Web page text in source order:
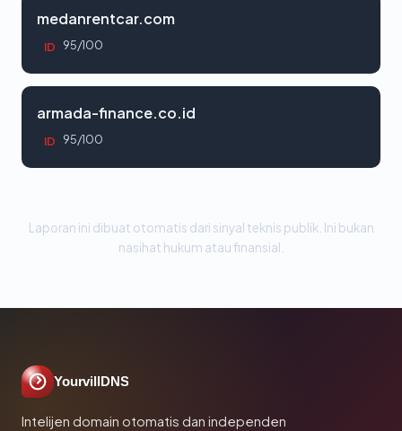
medanrentcar.com
ID 95/100
armada-finance.co.id
ID 95/100
Laporan ini dibuat otomatis dari sinyal teknis publik. Ini bukan
nasihat hukum atau finansial.
YourvillDNS
Intelijen domain otomatis dan independen